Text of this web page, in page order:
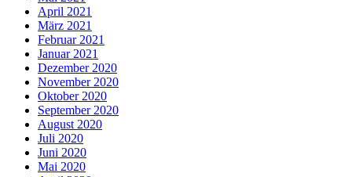
April 2021
März 2021
Februar 2021
Januar 2021
Dezember 2020
November 2020
Oktober 2020
September 2020
August 2020
Juli 2020
Juni 2020
Mai 2020